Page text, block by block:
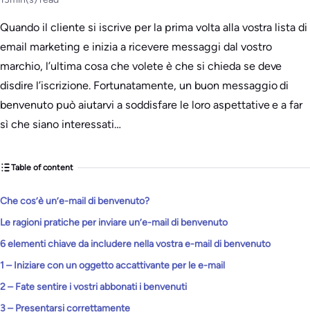
Quando il cliente si iscrive per la prima volta alla vostra lista di
email marketing e inizia a ricevere messaggi dal vostro
marchio, l’ultima cosa che volete è che si chieda se deve
disdire l’iscrizione. Fortunatamente, un buon messaggio di
benvenuto può aiutarvi a soddisfare le loro aspettative e a far
sì che siano interessati…
Table of content
Che cos’è un’e-mail di benvenuto?
Le ragioni pratiche per inviare un’e-mail di benvenuto
6 elementi chiave da includere nella vostra e-mail di benvenuto
1 – Iniziare con un oggetto accattivante per le e-mail
2 – Fate sentire i vostri abbonati i benvenuti
3 – Presentarsi correttamente